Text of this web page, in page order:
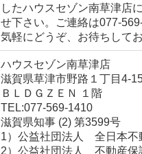
したハウスセゾン南草津店
せ下さい。ご連絡は077-
気軽にどうぞ、お待ちしてお
ハウスセゾン南草津店
滋賀県草津市野路１丁目4-
ＢＬＤＧＺＥＮ １階
TEL:077-569-1410
滋賀県知事 (2) 第3599号
1）公益社団法人 全日本不
2）公益社団法人 不動産保